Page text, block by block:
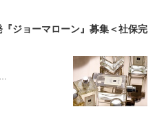
『ジョーマローン』募集＜社保完
…